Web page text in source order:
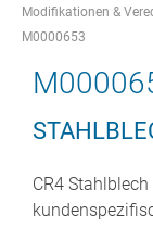
Modifikationen &
M0000653
CR4